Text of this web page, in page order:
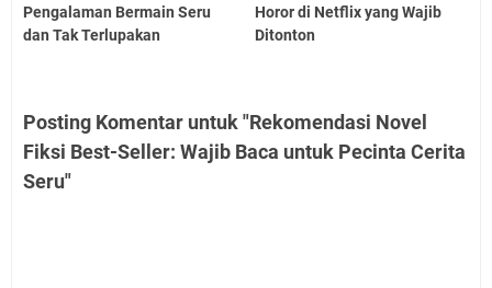
Pengalaman Bermain Seru
dan Tak Terlupakan
Horor di Netflix yang Wajib
Ditonton
Posting Komentar untuk "Rekomendasi Novel
Fiksi Best-Seller: Wajib Baca untuk Pecinta Cerita
Seru"